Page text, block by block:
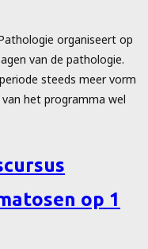
organiseert op
van de pathologie.
steeds meer vorm
het programma wel
op 1